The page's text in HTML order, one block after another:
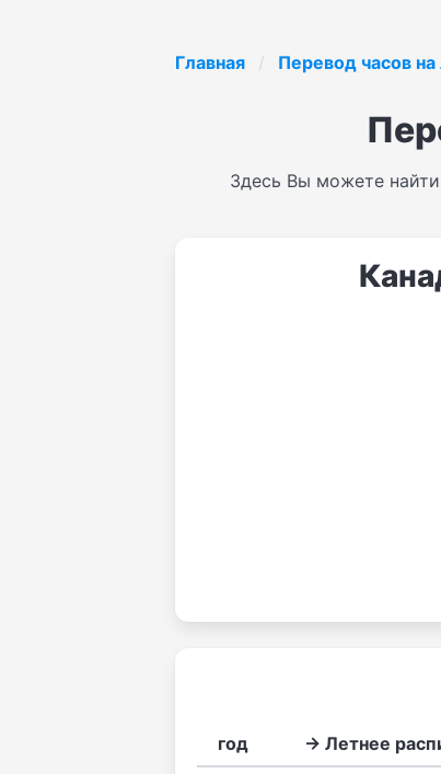
Главная Перевод часов
Здесь Вы можете
год → Летнее